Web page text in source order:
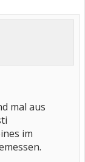
mal aus
im